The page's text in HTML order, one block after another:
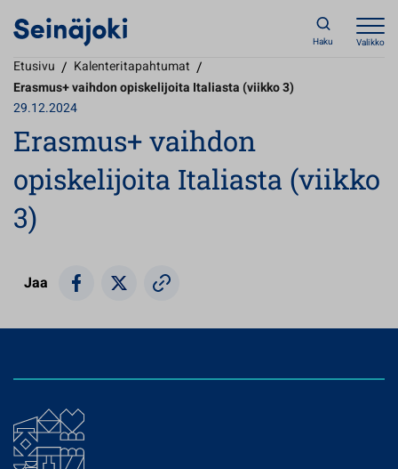
Haku Valikko
Etusivu / Kalenteritapahtumat /
Erasmus+ vaihdon opiskelijoita Italiasta (viikko 3)
29.12.2024
Erasmus+ vaihdon
opiskelijoita Italiasta (viikko
3)
Jaa